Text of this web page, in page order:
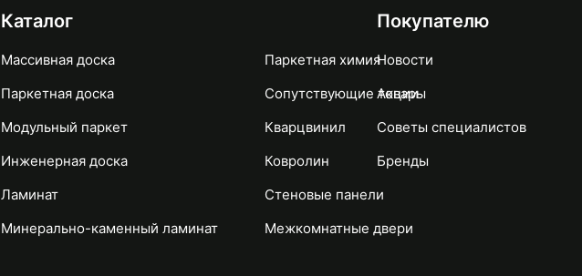
Каталог
Массивная доска
Паркетная доска
Модульный паркет
Инженерная доска
Ламинат
Минерально-каменный ламинат
Паркетная химия
Сопутствующие товары
Кварцвинил
Ковролин
Стеновые панели
Межкомнатные двери
Покупателю
Новости
Акции
Советы специалистов
Бренды